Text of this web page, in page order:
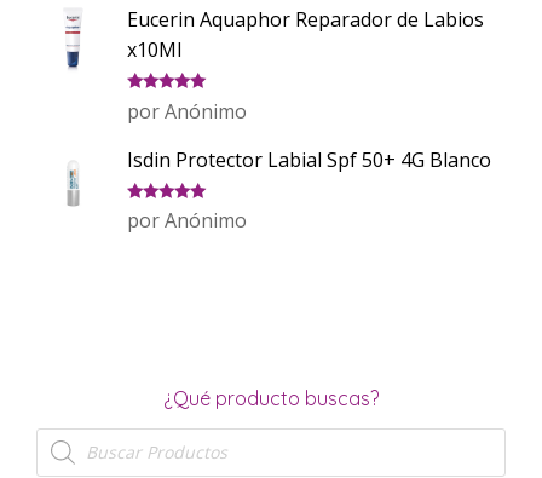
Eucerin Aquaphor Reparador de Labios
x10Ml
Valorado
con
de 5
por Anónimo
Isdin Protector Labial Spf 50+ 4G Blanco
Valorado
con
de 5
por Anónimo
¿Qué producto buscas?
Búsqueda
de